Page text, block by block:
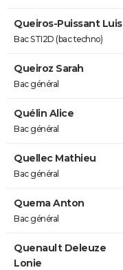
Queiros-Puissant Luis
Bac STI2D (bac techno)
Queiroz Sarah
Bac général
Quélin Alice
Bac général
Quellec Mathieu
Bac général
Quema Anton
Bac général
Quenault Deleuze
Lonie